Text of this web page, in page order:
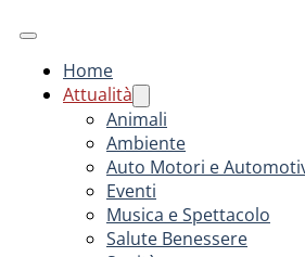
Home
Attualità
Animali
Ambiente
Auto Motori e
Eventi
Musica e Spettacolo
Salute Benessere